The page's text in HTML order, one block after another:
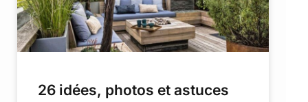
26 idées, photos et astuces